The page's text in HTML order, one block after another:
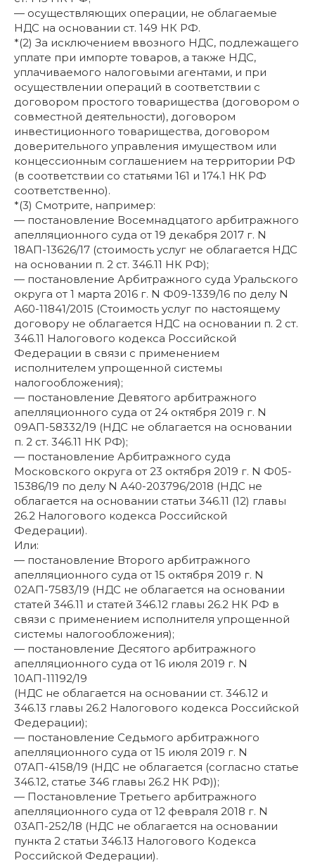
— осуществляющих операции, не облагаемые
НДС на основании ст. 149 НК РФ.
*(2) За исключением ввозного НДС, подлежащего
уплате при импорте товаров, а также НДС,
уплачиваемого налоговыми агентами, и при
осуществлении операций в соответствии с
договором простого товарищества (договором о
совместной деятельности), договором
инвестиционного товарищества, договором
доверительного управления имуществом или
концессионным соглашением на территории РФ
(в соответствии со статьями 161 и 174.1 НК РФ
соответственно).
*(3) Смотрите, например:
— постановление Восемнадцатого арбитражного
апелляционного суда от 19 декабря 2017 г. N
18АП-13626/17 (стоимость услуг не облагается НДС
на основании п. 2 ст. 346.11 НК РФ);
— постановление Арбитражного суда Уральского
округа от 1 марта 2016 г. N Ф09-1339/16 по делу N
А60-11841/2015 (Стоимость услуг по настоящему
договору не облагается НДС на основании п. 2 ст.
346.11 Налогового кодекса Российской
Федерации в связи с применением
исполнителем упрощенной системы
налогообложения);
— постановление Девятого арбитражного
апелляционного суда от 24 октября 2019 г. N
09АП-58332/19 (НДС не облагается на основании
п. 2 ст. 346.11 НК РФ);
— постановление Арбитражного суда
Московского округа от 23 октября 2019 г. N Ф05-
15386/19 по делу N А40-203796/2018 (НДС не
облагается на основании статьи 346.11 (12) главы
26.2 Налогового кодекса Российской
Федерации).
Или:
— постановление Второго арбитражного
апелляционного суда от 15 октября 2019 г. N
02АП-7583/19 (НДС не облагается на основании
статей 346.11 и статей 346.12 главы 26.2 НК РФ в
связи с применением исполнителя упрощенной
системы налогообложения);
— постановление Десятого арбитражного
апелляционного суда от 16 июля 2019 г. N
10АП-11192/19
(НДС не облагается на основании ст. 346.12 и
346.13 главы 26.2 Налогового кодекса Российской
Федерации);
— постановление Седьмого арбитражного
апелляционного суда от 15 июля 2019 г. N
07АП-4158/19 (НДС не облагается (согласно статье
346.12, статье 346 главы 26.2 НК РФ));
— Постановление Третьего арбитражного
апелляционного суда от 12 февраля 2018 г. N
03АП-252/18 (НДС не облагается на основании
пункта 2 статьи 346.13 Налогового Кодекса
Российской Федерации).